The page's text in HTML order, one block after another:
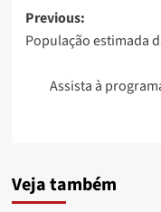
Post
navigation
Previous:
População estimada
Assista à
Veja também